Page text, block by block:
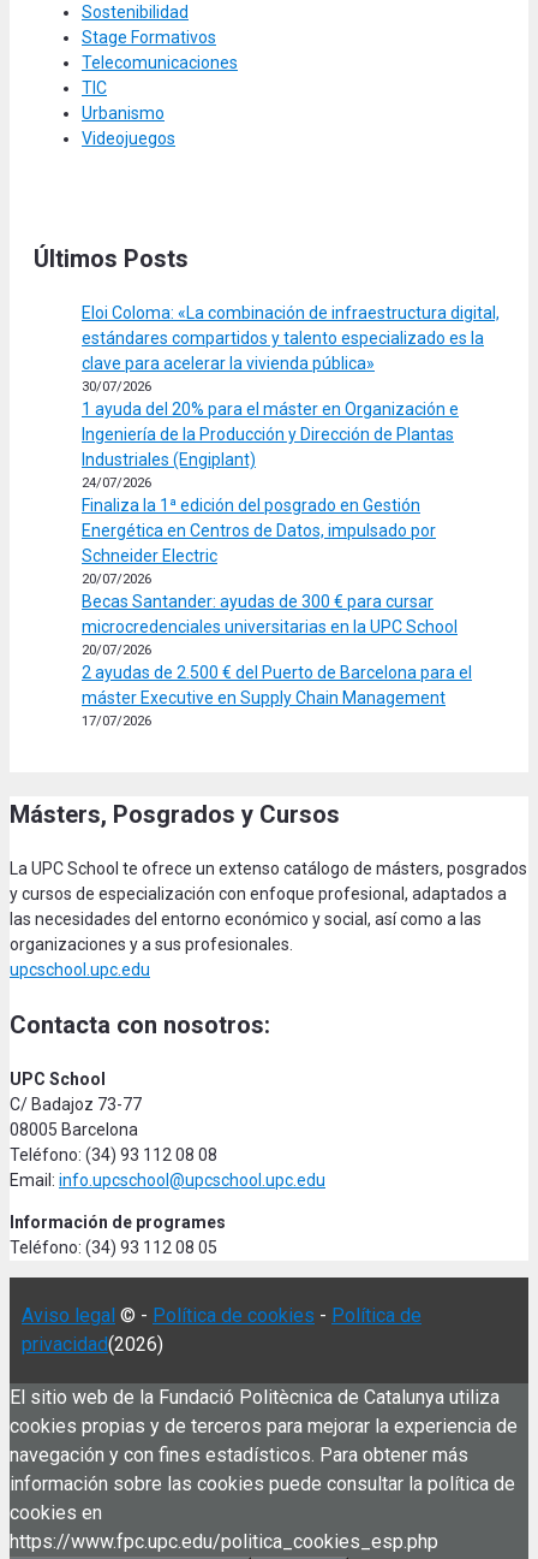
Sostenibilidad
Stage Formativos
Telecomunicaciones
TIC
Urbanismo
Videojuegos
Últimos Posts
Eloi Coloma: «La combinación de infraestructura digital,
estándares compartidos y talento especializado es la
clave para acelerar la vivienda pública»
30/07/2026
1 ayuda del 20% para el máster en Organización e
Ingeniería de la Producción y Dirección de Plantas
Industriales (Engiplant)
24/07/2026
Finaliza la 1ª edición del posgrado en Gestión
Energética en Centros de Datos, impulsado por
Schneider Electric
20/07/2026
Becas Santander: ayudas de 300 € para cursar
microcredenciales universitarias en la UPC School
20/07/2026
2 ayudas de 2.500 € del Puerto de Barcelona para el
máster Executive en Supply Chain Management
17/07/2026
Másters, Posgrados y Cursos
La UPC School te ofrece un extenso catálogo de másters, posgrados
y cursos de especialización con enfoque profesional, adaptados a
las necesidades del entorno económico y social, así como a las
organizaciones y a sus profesionales.
upcschool.upc.edu
Contacta con nosotros:
UPC School
C/ Badajoz 73-77
08005 Barcelona
Teléfono: (34) 93 112 08 08
Email: info.upcschool@upcschool.upc.edu
Información de programes
Teléfono: (34) 93 112 08 05
Aviso legal © - Política de cookies - Política de
privacidad(2026)
El sitio web de la Fundació Politècnica de Catalunya utiliza
cookies propias y de terceros para mejorar la experiencia de
navegación y con fines estadísticos. Para obtener más
información sobre las cookies puede consultar la política de
cookies en
https://www.fpc.upc.edu/politica_cookies_esp.php